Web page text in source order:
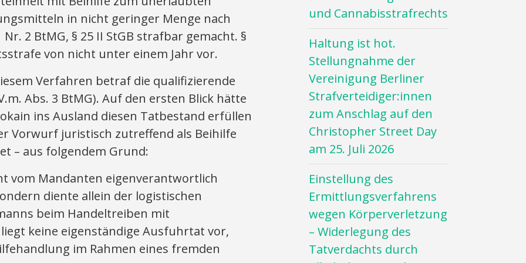
in nicht geringer Menge nach
Nr. 2 BtMG, § 25 II StGB strafbar gemacht. §
von nicht unter einem Jahr vor.
Verfahren betraf die qualifizierende
Abs. 3 BtMG). Auf den ersten Blick hätte
ins Ausland diesen Tatbestand erfüllen
Vorwurf juristisch zutreffend als Beihilfe
– aus folgendem Grund:
vom Mandanten eigenverantwortlich
diente allein der logistischen
beim Handeltreiben mit
keine eigenständige Ausfuhrtat vor,
im Rahmen eines fremden
und Cannabisstrafrechts
Haltung ist hot.
Stellungnahme der
Vereinigung Berliner
Strafverteidiger:innen
zum Anschlag auf den
Christopher Street Day
am 25. Juli 2026
Einstellung des
Ermittlungsverfahrens
wegen Körperverletzung
– Widerlegung des
Tatverdachts durch